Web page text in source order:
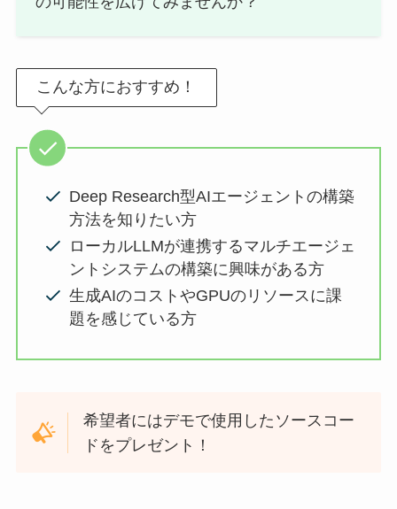
こんな方におすすめ！
Deep Research型AIエージェントの構築
方法を知りたい方
ローカルLLMが連携するマルチエージェ
ントシステムの構築に興味がある方
生成AIのコストやGPUのリソースに課
題を感じている方
希望者にはデモで使用したソースコー
ドをプレゼント！